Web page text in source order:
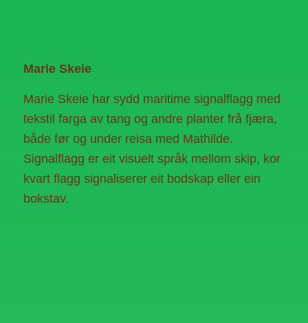
Marie Skeie
Marie Skeie har sydd maritime signalflagg med
tekstil farga av tang og andre planter frå fjæra,
både før og under reisa med Mathilde.
Signalflagg er eit visuelt språk mellom skip, kor
kvart flagg signaliserer eit bodskap eller ein
bokstav.